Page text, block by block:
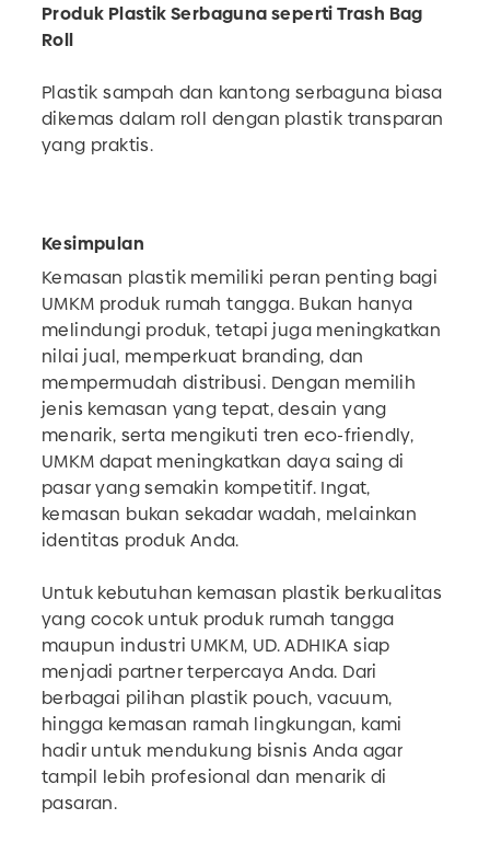
Produk Plastik Serbaguna seperti Trash Bag
Roll
Plastik sampah dan kantong serbaguna biasa
dikemas dalam roll dengan plastik transparan
yang praktis.
Kesimpulan
Kemasan plastik memiliki peran penting bagi
UMKM produk rumah tangga. Bukan hanya
melindungi produk, tetapi juga meningkatkan
nilai jual, memperkuat branding, dan
mempermudah distribusi. Dengan memilih
jenis kemasan yang tepat, desain yang
menarik, serta mengikuti tren eco-friendly,
UMKM dapat meningkatkan daya saing di
pasar yang semakin kompetitif. Ingat,
kemasan bukan sekadar wadah, melainkan
identitas produk Anda.
Untuk kebutuhan kemasan plastik berkualitas
yang cocok untuk produk rumah tangga
maupun industri UMKM, UD. ADHIKA siap
menjadi partner terpercaya Anda. Dari
berbagai pilihan plastik pouch, vacuum,
hingga kemasan ramah lingkungan, kami
hadir untuk mendukung bisnis Anda agar
tampil lebih profesional dan menarik di
pasaran.